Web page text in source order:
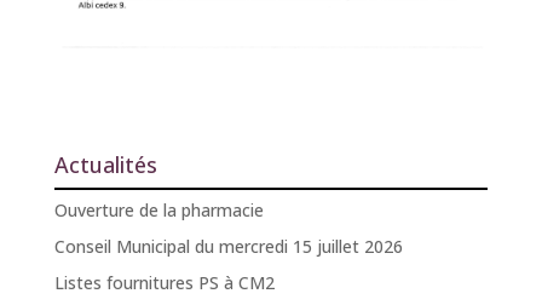
Actualités
Ouverture de la pharmacie
Conseil Municipal du mercredi 15 juillet 2026
Listes fournitures PS à CM2